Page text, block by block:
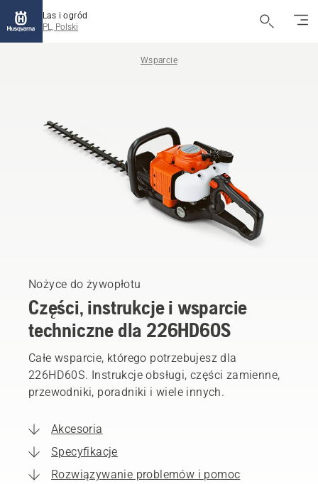
Las i ogród
PL, Polski
Wsparcie
Nożyce do żywopłotu
Części, instrukcje i wsparcie
techniczne dla 226HD60S
Całe wsparcie, którego potrzebujesz dla
226HD60S. Instrukcje obsługi, części zamienne,
przewodniki, poradniki i wiele innych.
Akcesoria
Specyfikacje
Rozwiązywanie problemów i pomoc